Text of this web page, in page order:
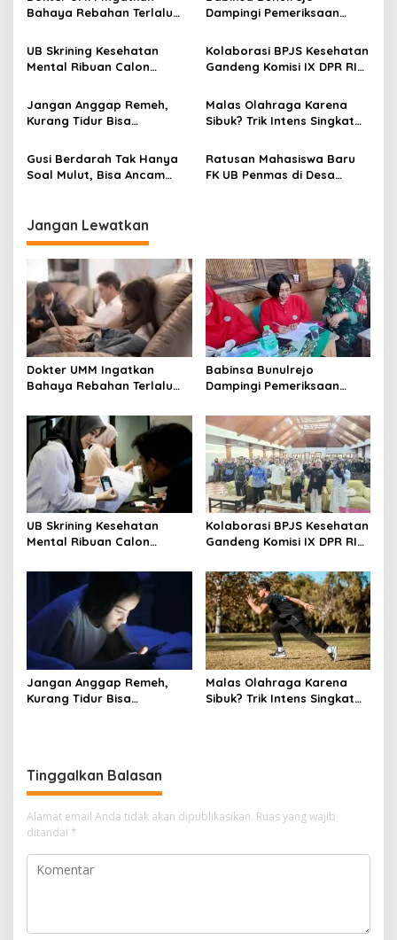
p
o
s
Bahaya Rebahan Terlalu
Sedentari Dapat Sebabkan
Penyakit Degeneratif
Dampingi Pemeriksaan
Kepedulian terhadap
Kesehatan Masyarakat
UB Skrining Kesehatan
Mental Ribuan Calon
Gangguan Psikologis Sejak
Dini
Kolaborasi BPJS Kesehatan
Gandeng Komisi IX DPR RI
dan Pola Hidup Sehat
Jangan Anggap Remeh,
Kurang Tidur Bisa
Malas Olahraga Karena
Sibuk? Trik Intens Singkat
Gusi Berdarah Tak Hanya
Soal Mulut, Bisa Ancam
Ratusan Mahasiswa Baru
FK UB Penmas di Desa
Jangan Lewatkan
Dokter UMM Ingatkan
Bahaya Rebahan Terlalu
Sedentari Dapat Sebabkan
Penyakit Degeneratif
Babinsa Bunulrejo
Dampingi Pemeriksaan
Kepedulian terhadap
Kesehatan Masyarakat
UB Skrining Kesehatan
Mental Ribuan Calon
Gangguan Psikologis Sejak
Kolaborasi BPJS Kesehatan
Gandeng Komisi IX DPR RI
dan Pola Hidup Sehat
Jangan Anggap Remeh,
Kurang Tidur Bisa
Malas Olahraga Karena
Sibuk? Trik Intens Singkat
Tinggalkan Balasan
Alamat email Anda tidak akan dipublikasikan. Ruas yang wajib
ditandai *